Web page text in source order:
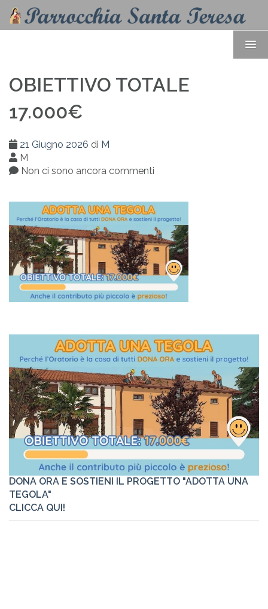
OBIETTIVO TOTALE
17.000€
21 Giugno 2026 di M
M
Non ci sono ancora commenti
DONA ORA E SOSTIENI IL PROGETTO "ADOTTA UNA
TEGOLA"
CLICCA QUI!